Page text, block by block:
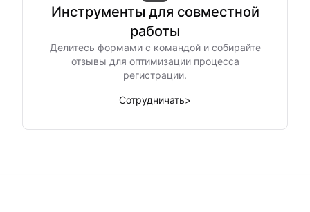
Инструменты для совместной
работы
Делитесь формами с командой и собирайте
отзывы для оптимизации процесса
регистрации.
Сотрудничать>